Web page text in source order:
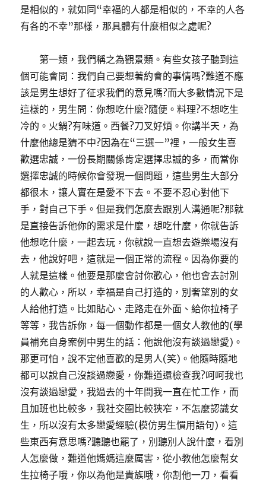
是相似的，就如同“幸福的人都是相似的，不幸的人各
有各的不幸”那樣，那具體有什麼相似之處呢?
第一類，我們稱之為觀景類。有些女孩子聽到這
個可能會問：我們自己要想著約會的事情嗎?難道不應
該是男生想好了征求我們的意見嗎?而大多數情況下是
這樣的，男生問：你想吃什麼?隨便。料理?不想吃生
冷的。火鍋?有味道。西餐?刀叉好煩。你講半天，為
什麼他總是猜不中?因為在“三選一”裡，一般女生喜
歡選忠誠，一份長期關係肯定選擇忠誠的多，而當你
選擇忠誠的時候你會發現一個問題，這些男生大部分
都很木，讓人實在是愛不下去。不要不忍心對他下
手，對自己下手。但是我們怎麼去跟別人溝通呢?那就
是直接告訴他你的需求是什麼，想吃什麼，你就告訴
他想吃什麼，一起去玩，你就說一直想去遊樂場沒有
去，他說好吧，這就是一個正常的流程。因為你要的
人就是這樣。他要是那麼會討你歡心，他也會去討別
的人歡心，所以，幸福是自己打造的，別奢望別的女
人給他打造。比如貼心、走路走在外面、給你拉椅子
等等，我告訴你，每一個動作都是一個女人教他的(學
員補充自身案例中男生的話：他說他沒有談過戀愛)。
那更可怕，說不定他喜歡的是男人(笑)。他隨時隨地
都可以說自己沒談過戀愛，你難道還檢查我?呵呵我也
沒有談過戀愛，我過去的十年間我一直在忙工作，而
且加班也比較多，我社交圈比較狹窄，不怎麼認識女
生，所以沒有太多戀愛經驗(模仿男生慣用語句)。這
些東西有意思嗎?聽聽也罷了，別聽別人說什麼，看別
人怎麼做，難道他媽媽這麼厲害，從小教他怎麼幫女
生拉椅子哦，你以為他是貴族哦，你割他一刀，看看